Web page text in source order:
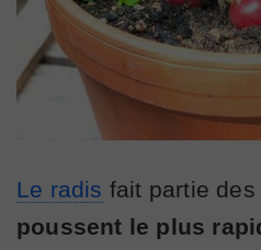
Le radis fait partie
poussent le plus